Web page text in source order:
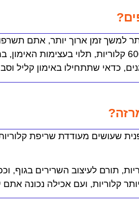
למשך זמן ארוך יותר, אתם תשרפו
לשרוף 200 קלוריות וגם 600 קלוריות, תלוי
כדאי שתתחילו באימון קליל
שעושים מעודדת שריפת
תורם לעיצוב השרירים בגוף,
קלוריות, ועם אכילה נכונה